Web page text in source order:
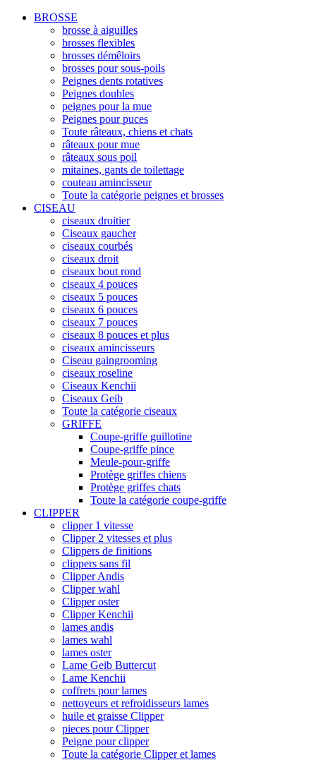
BROSSE
brosse à aiguilles
brosses flexibles
brosses démêloirs
brosses pour sous-poils
Peignes dents rotatives
Peignes doubles
peignes pour la mue
Peignes pour puces
Toute râteaux, chiens et chats
râteaux pour mue
râteaux sous poil
mitaines, gants de toilettage
couteau amincisseur
Toute la catégorie peignes et brosses
CISEAU
ciseaux droitier
Ciseaux gaucher
ciseaux courbés
ciseaux droit
ciseaux bout rond
ciseaux 4 pouces
ciseaux 5 pouces
ciseaux 6 pouces
ciseaux 7 pouces
ciseaux 8 pouces et plus
ciseaux amincisseurs
Ciseau gaingrooming
ciseaux roseline
Ciseaux Kenchii
Ciseaux Geib
Toute la catégorie ciseaux
GRIFFE
Coupe-griffe guillotine
Coupe-griffe pince
Meule-pour-griffe
Protège griffes chiens
Protège griffes chats
Toute la catégorie coupe-griffe
CLIPPER
clipper 1 vitesse
Clipper 2 vitesses et plus
Clippers de finitions
clippers sans fil
Clipper Andis
Clipper wahl
Clipper oster
Clipper Kenchii
lames andis
lames wahl
lames oster
Lame Geib Buttercut
Lame Kenchii
coffrets pour lames
nettoyeurs et refroidisseurs lames
huile et graisse Clipper
pieces pour Clipper
Peigne pour clipper
Toute la catégorie Clipper et lames